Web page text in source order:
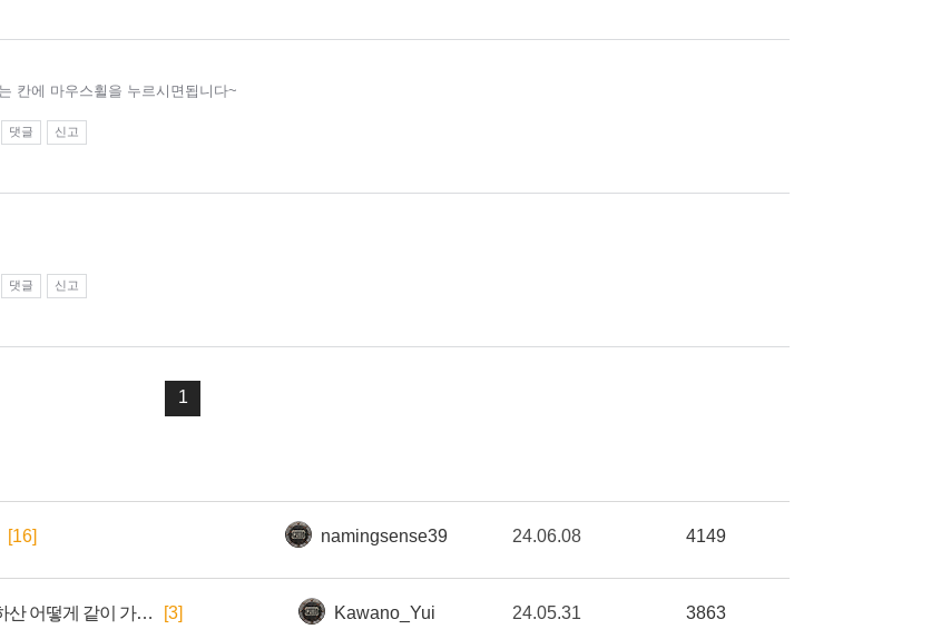
[16] namingsense39 24.06.08 4149
팀원들이랑 할때 비행기에서 낙하산 어떻게 같이 가나요 ? [3] Kawano_Yui 24.05.31 3863